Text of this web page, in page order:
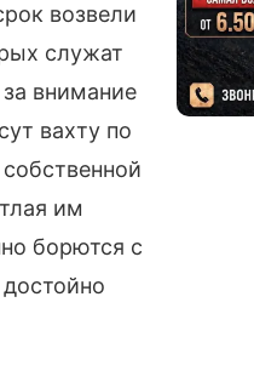
возвели
служат
внимание
вахту по
им
борются с